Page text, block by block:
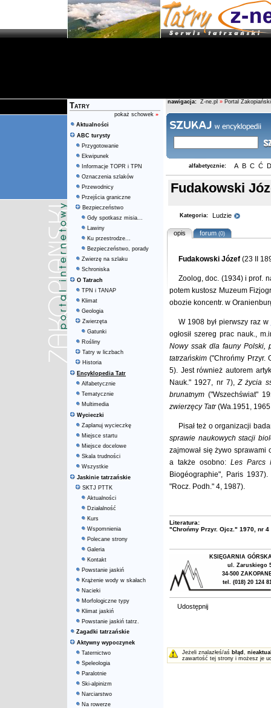
Tatry
pokaż schowek »
Aktualności
ABC turysty
Przygotowanie
Ekwipunek
Informacje TOPR i TPN
Oznaczenia szlaków
Przewodnicy
Przejścia graniczne
Bezpieczeństwo
Gdy spotkasz misia...
Lawiny
Ku przestrodze...
Bezpieczeństwo, porady
Zwierzę na szlaku
Schroniska
O Tatrach
TPN i TANAP
Klimat
Geologia
Zwierzęta
Gatunki
Rośliny
Tatry w liczbach
Historia
Encyklopedia Tatr
Alfabetycznie
Tematycznie
Multimedia
Wycieczki
Zaplanuj wycieczkę
Miejsce startu
Miejsce docelowe
Skala trudności
Wszystkie
Jaskinie tatrzańskie
SKTJ PTTK
Aktualności
Działalność
Kurs
Wspomnienia
Polecane strony
Galeria
Kontakt
Powstanie jaskiń
Krążenie wody w skałach
Nacieki
Morfologiczne typy
Klimat jaskiń
Powstanie jaskiń tatrz.
Zagadki tatrzańskie
Aktywny wypoczynek
Taternictwo
Speleologia
Paralotnie
Ski-alpinizm
Narciarstwo
Na rowerze
nawigacja: Z-ne.pl » Portal Zakopiański
alfabetycznie: A B C Ć D
Fudakowski
Kategoria: Ludzie
opis forum(0)
Fudakowski Józef (23 II
Zoolog, doc. (1934) i prof.
potem kustosz Muzeum
obozie koncentr. w
W 1908 był pierwszy raz w
ogłosił szereg prac nauk.,
Nowy ssak dla fauny Polski,
tatrzańskim ("Chrońmy Przyr.
5). Jest również autorem
Nauk." 1927, nr 7),Z życia
brunatnym ("Wszechświat"
zwierzęcy Tatr(Wa.1951,
Pisał też o organizacji
sprawie naukowych stacji
zajmował się żywo sprawami
a także osobno: Les Parcs
Biogéographie", Paris
"Rocz. Podh." 4, 1987).
Literatura:
"Chrońmy Przyr. Ojcz." 1970, nr 4
KSIĘGARNIA
ul. Zaruskiego
34-500
tel. (018) 20 124
Udostępnij
Jeżeli znalazłeś/aś błąd ,
zawartość tej strony i możesz je